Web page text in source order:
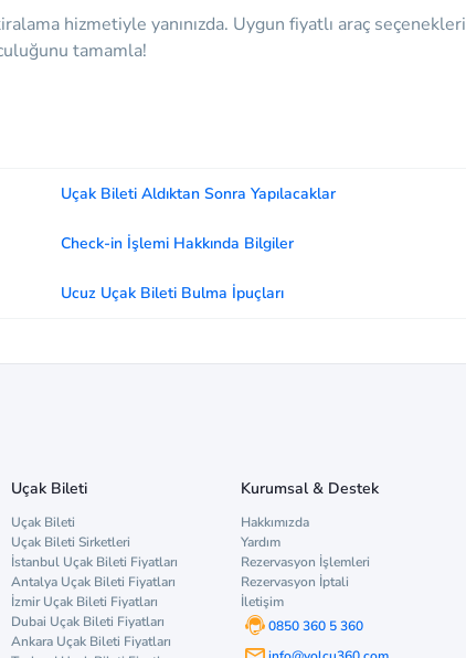
hizmetiyle yanınızda. Uygun fiyatlı araç
tamamla!
Uçak Bileti Aldıktan Sonra Yapılacaklar
Check-in İşlemi Hakkında Bilgiler
Ucuz Uçak Bileti Bulma İpuçları
Uçak Bileti
Uçak Bileti
Uçak Bileti Sirketleri
İstanbul Uçak Bileti Fiyatları
Antalya Uçak Bileti Fiyatları
İzmir Uçak Bileti Fiyatları
Dubai Uçak Bileti Fiyatları
Ankara Uçak Bileti Fiyatları
Kurumsal & Destek
Hakkımızda
Yardım
Rezervasyon İşlemleri
Rezervasyon İptali
İletişim
0850 360 5 360